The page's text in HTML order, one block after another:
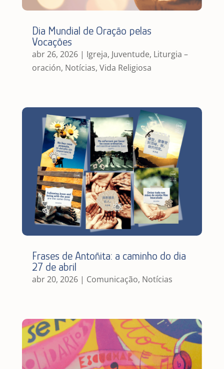
Dia Mundial de Oração pelas
Vocações
abr 26, 2026| Igreja, Juventude, Liturgia –
oración, Notícias, Vida Religiosa
Frases de Antoñita: a caminho do dia
27 de abril
abr 20, 2026| Comunicação, Notícias